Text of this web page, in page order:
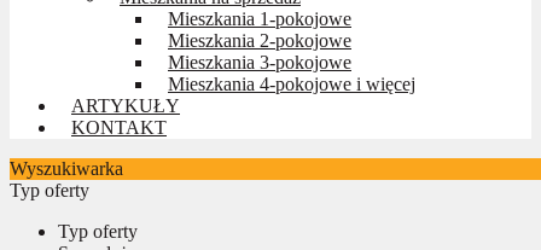
Mieszkania 1-pokojowe
Mieszkania 2-pokojowe
Mieszkania 3-pokojowe
Mieszkania 4-pokojowe i więcej
ARTYKUŁY
KONTAKT
Wyszukiwarka
Typ oferty
Typ oferty